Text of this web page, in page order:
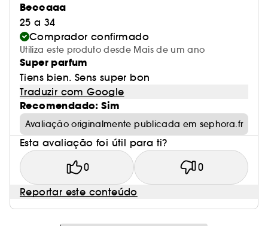
Beccaaa
25 a 34
Comprador confirmado
Utiliza este produto desde Mais de um ano
Super parfum
Tiens bien. Sens super bon
Traduzir com Google
Recomendado: Sim
Avaliação originalmente publicada em sephora.fr
Esta avaliação foi útil para ti?
0 0
Reportar este conteúdo